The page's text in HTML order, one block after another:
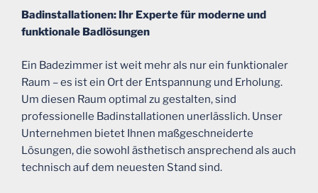
Badinstallationen: Ihr Experte für moderne und
funktionale Badlösungen
Ein Badezimmer ist weit mehr als nur ein funktionaler
Raum – es ist ein Ort der Entspannung und Erholung.
Um diesen Raum optimal zu gestalten, sind
professionelle Badinstallationen unerlässlich. Unser
Unternehmen bietet Ihnen maßgeschneiderte
Lösungen, die sowohl ästhetisch ansprechend als auch
technisch auf dem neuesten Stand sind.